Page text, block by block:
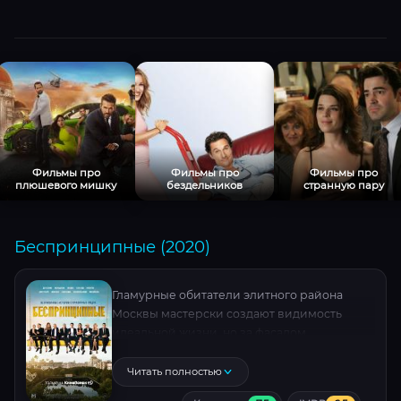
Фильмы про
плюшевого мишку
Фильмы про
бездельников
Фильмы про
странную пару
Беспринципные (2020)
Гламурные обитатели элитного района
Москвы мастерски создают видимость
Циничный рассказчик Славик связывает
истории генерала, балансирующего между
Читать полностью